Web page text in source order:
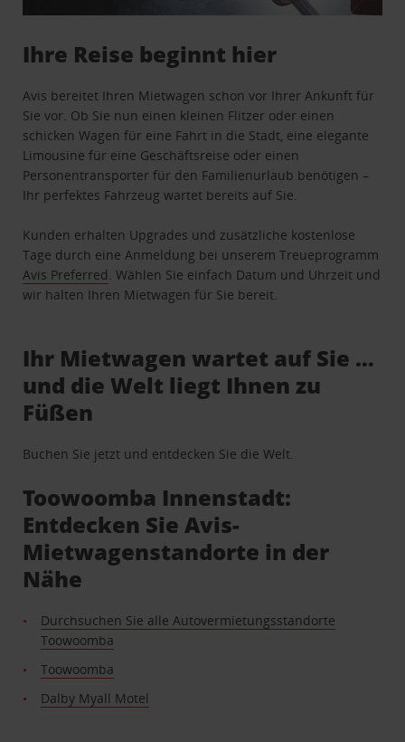
Ihre Reise beginnt hier
Avis bereitet Ihren Mietwagen schon vor Ihrer Ankunft für
Sie vor. Ob Sie nun einen kleinen Flitzer oder einen
schicken Wagen für eine Fahrt in die Stadt, eine elegante
Limousine für eine Geschäftsreise oder einen
Personentransporter für den Familienurlaub benötigen –
Ihr perfektes Fahrzeug wartet bereits auf Sie.
Kunden erhalten Upgrades und zusätzliche kostenlose
Tage durch eine Anmeldung bei unserem Treueprogramm
Avis Preferred . Wählen Sie einfach Datum und Uhrzeit und
wir halten Ihren Mietwagen für Sie bereit.
Ihr Mietwagen wartet auf Sie …
und die Welt liegt Ihnen zu
Füßen
Buchen Sie jetzt und entdecken Sie die Welt.
Toowoomba Innenstadt:
Entdecken Sie Avis-
Mietwagenstandorte in der
Nähe
Durchsuchen Sie alle Autovermietungsstandorte
Toowoomba
Toowoomba
Dalby Myall Motel